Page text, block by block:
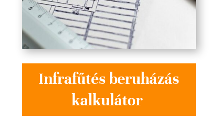
Infrafűtés beruházás
kalkulátor